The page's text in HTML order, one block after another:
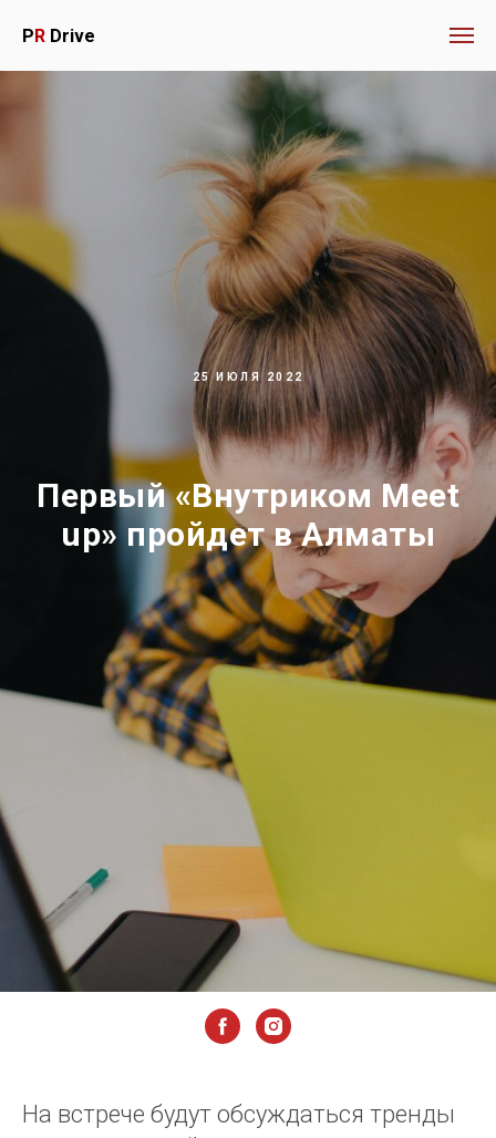
PR Drive
25 ИЮЛЯ 2022
Первый «Внутриком Meet
up» пройдет в Алматы
На встрече будут обсуждаться тренды